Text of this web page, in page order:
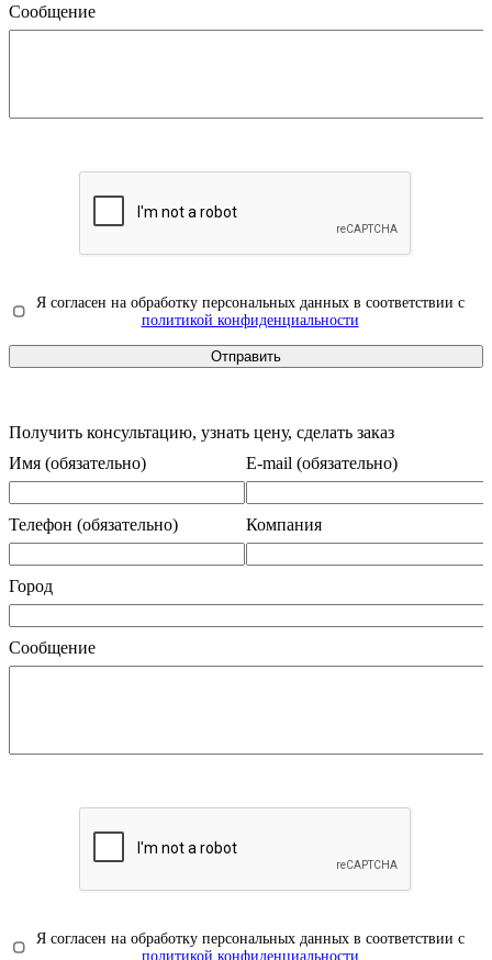
Сообщение
Я согласен на обработку персональных данных в соответствии с
политикой конфиденциальности
Получить консультацию, узнать цену, сделать заказ
Имя (обязательно)
E-mail (обязательно)
Телефон (обязательно) Компания
Город
Сообщение
Я согласен на обработку персональных данных в соответствии с
политикой конфиденциальности